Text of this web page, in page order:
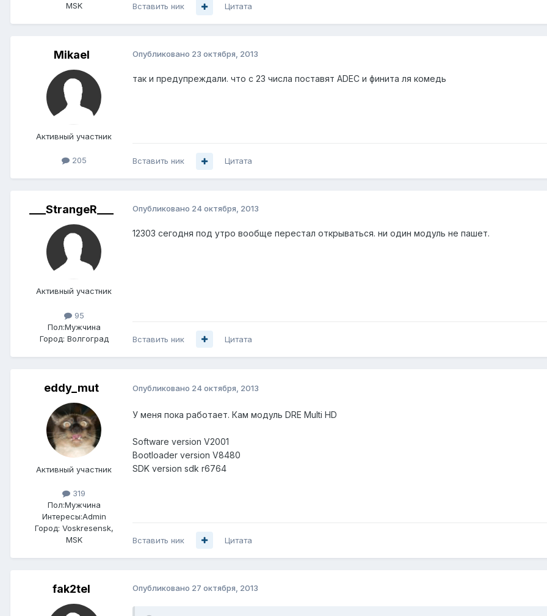
MSK
Вставить ник Цитата
Mikael
Активный участник
205
Опубликовано 23 октября, 2013
так и предупреждали. что с 23 числа поставят ADEC и финита ля комедь
Вставить ник Цитата
___StrangeR___
Активный участник
95
Пол:Мужчина
Город: Волгоград
Опубликовано 24 октября, 2013
12303 сегодня под утро вообще перестал открываться. ни один модуль не пашет.
Вставить ник Цитата
eddy_mut
Активный участник
319
Пол:Мужчина
Интересы:Admin
Город: Voskresensk,
MSK
Опубликовано 24 октября, 2013
У меня пока работает. Кам модуль DRE Multi HD
Software version V2001
Bootloader version V8480
SDK version sdk r6764
Вставить ник Цитата
fak2tel Опубликовано 27 октября, 2013